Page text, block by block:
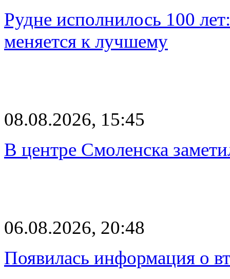
Рудне исполнилось 100
меняется к лучшему
08.08.2026, 15:45
В центре Смоленска
06.08.2026, 20:48
Появилась информация о